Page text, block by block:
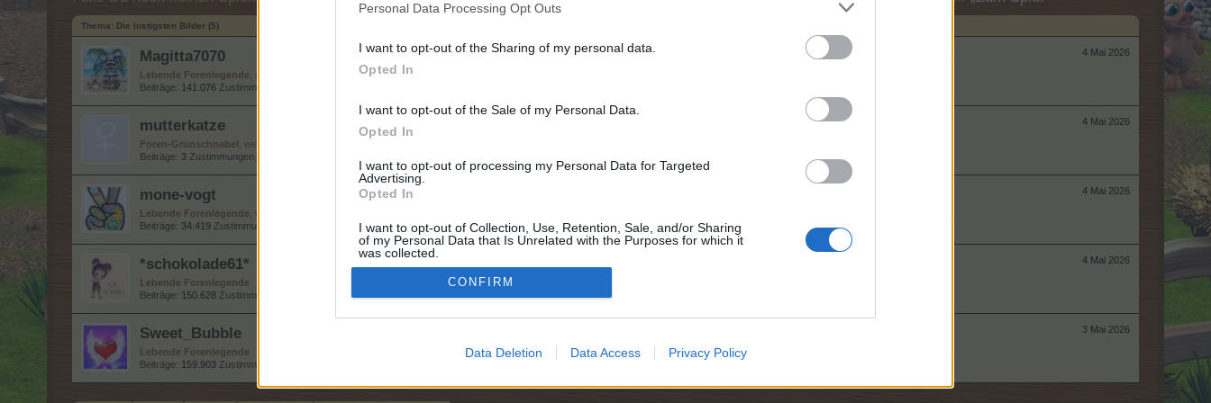
Personal Data Processing Opt Outs
I want to opt-out of the Sharing of my personal data.
Opted In
I want to opt-out of the Sale of my Personal Data.
Opted In
I want to opt-out of processing my Personal Data for Targeted
Advertising.
Opted In
I want to opt-out of Collection, Use, Retention, Sale, and/or Sharing
of my Personal Data that Is Unrelated with the Purposes for which it
was collected.
Opted Out
CONFIRM
Data Deletion Data Access Privacy Policy
Thema: Die lustigsten Bilder (5)
4 Mai 2026
Magitta7070
Lebende Forenlegende , weiblich
Beiträge: 141.076 Zustimmungen:
4 Mai 2026
mutterkatze
Foren-Grünschnabel , weiblich
Beiträge: 3 Zustimmungen:
4 Mai 2026
mone-vogt
Lebende Forenlegende , weiblich
Beiträge: 34.419 Zustimmungen: Punkte für Erfolge: 6.000
4 Mai 2026
*schokolade61*
Lebende Forenlegende
Beiträge: 150.628 Zustimmungen: Punkte für Erfolge:
3 Mai 2026
Sweet_Bubble
Lebende Forenlegende
Beiträge: 159.903 Zustimmungen: